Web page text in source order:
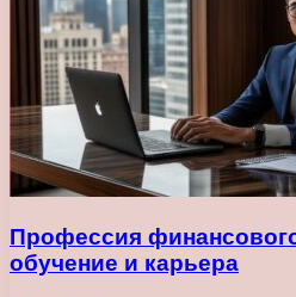
Профессия
обучение и карьера